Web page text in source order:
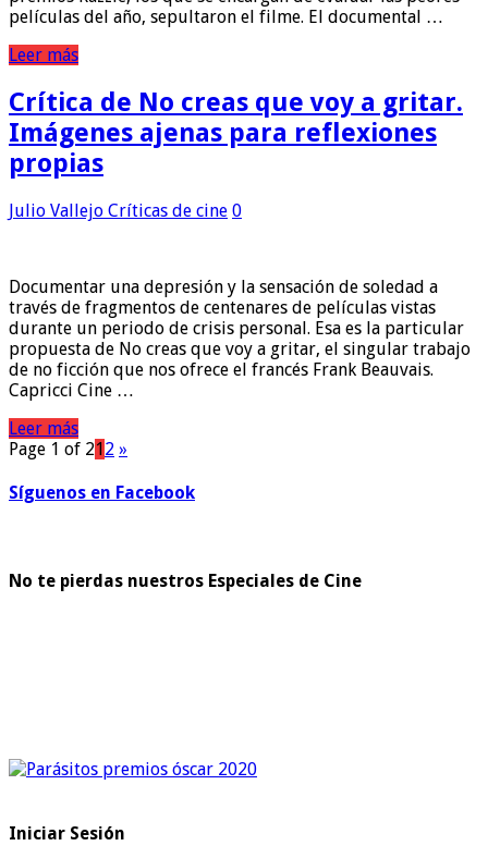
películas del año, sepultaron el filme. El documental …
Leer más
Crítica de No creas que voy a gritar.
Imágenes ajenas para reflexiones
propias
Julio Vallejo Críticas de cine 0
Documentar una depresión y la sensación de soledad a
través de fragmentos de centenares de películas vistas
durante un periodo de crisis personal. Esa es la particular
propuesta de No creas que voy a gritar, el singular trabajo
de no ficción que nos ofrece el francés Frank Beauvais.
Capricci Cine …
Leer más
Page 1 of 212 »
Síguenos en Facebook
No te pierdas nuestros Especiales de Cine
Iniciar Sesión